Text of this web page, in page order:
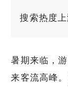
搜索热度
暑期来临，
来客流高峰。